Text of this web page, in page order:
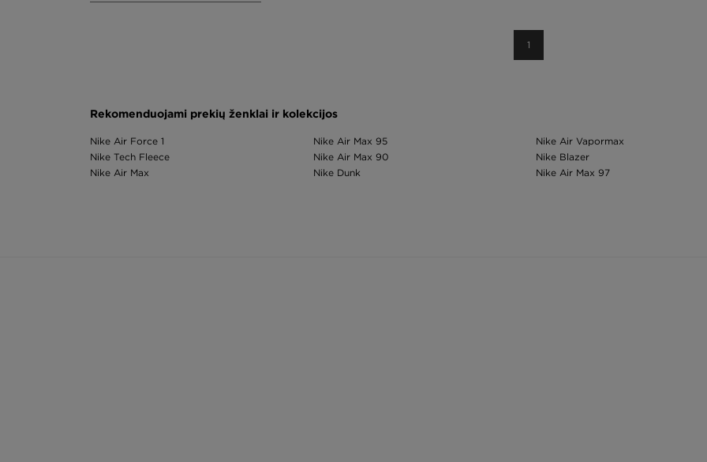
1
Rekomenduojami prekių ženklai ir kolekcijos
Nike Air Force 1
Nike Tech Fleece
Nike Air Max
Nike Air Max 95
Nike Air Max 90
Nike Dunk
Nike Air Vapormax
Nike Blazer
Nike Air Max 97